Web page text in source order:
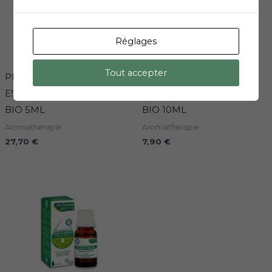
PHYTOSUN HUILE
ESSENTIELLE HELICHRYSE
BIO 5ML
Aromatherapie
27,70 €
PHYTOSUN HUILE
BIO 10ML
Aromatherapie
7,90 €
Réglages
Tout accepter